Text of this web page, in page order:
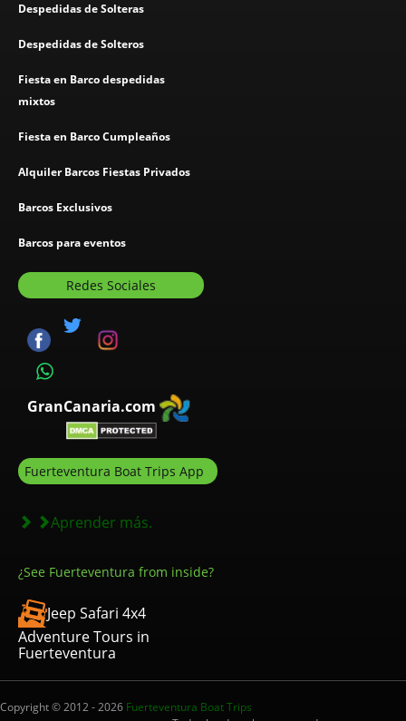
Despedidas de Solteras
Despedidas de Solteros
Fiesta en Barco despedidas
mixtos
Fiesta en Barco Cumpleaños
Alquiler Barcos Fiestas Privados
Barcos Exclusivos
Barcos para eventos
Redes Sociales
GranCanaria.com
Fuerteventura Boat Trips App
Aprender más.
¿See Fuerteventura from inside?
Jeep Safari 4x4
Adventure Tours in
Fuerteventura
Copyright © 2012 - 2026 Fuerteventura Boat Trips